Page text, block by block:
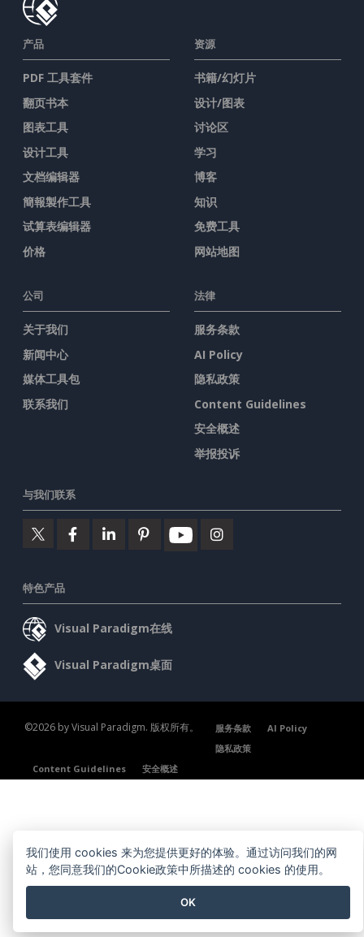
产品
PDF 工具套件
翻页书本
图表工具
设计工具
文档编辑器
簡報製作工具
试算表编辑器
价格
资源
书籍/幻灯片
设计/图表
讨论区
学习
博客
知识
免费工具
网站地图
公司
关于我们
新闻中心
媒体工具包
联系我们
法律
服务条款
AI Policy
隐私政策
Content Guidelines
安全概述
举报投诉
与我们联系
特色产品
Visual Paradigm在线
Visual Paradigm桌面
©2026 by Visual Paradigm. 版权所有。 服务条款
AI Policy
隐私政策
Content Guidelines
安全概述
我们使用 cookies 来为您提供更好的体验。通过访问我们的网
站，您同意我们的Cookie政策中所描述的 cookies 的使用。
OK